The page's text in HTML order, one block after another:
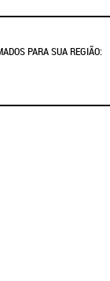
PARA SUA REGIÃO: